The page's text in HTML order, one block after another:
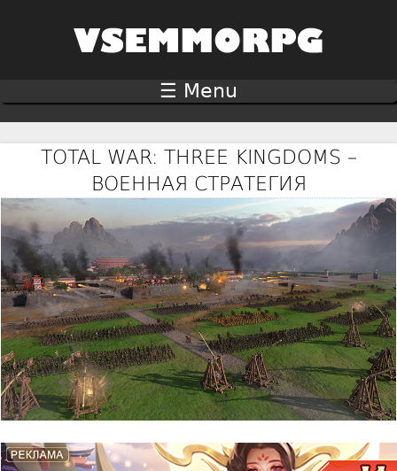
TOTAL WAR: THREE KINGDOMS –
ВОЕННАЯ СТРАТЕГИЯ
☰ Menu